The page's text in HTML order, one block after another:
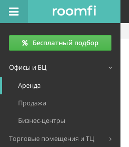
Бесплатный подбор
Офисы и БЦ
Аренда
Продажа
Бизнес-центры
Торговые помещения и ТЦ